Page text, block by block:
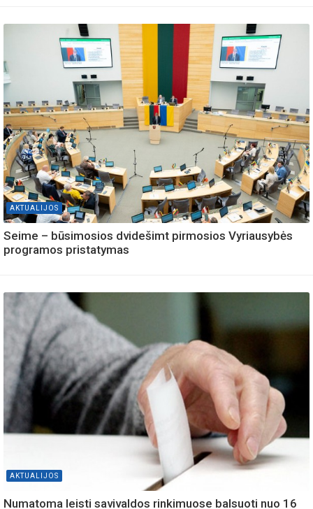
AKTUALIJOS
Seime – būsimosios dvidešimt pirmosios Vyriausybės
programos pristatymas
AKTUALIJOS
Numatoma leisti savivaldos rinkimuose balsuoti nuo 16